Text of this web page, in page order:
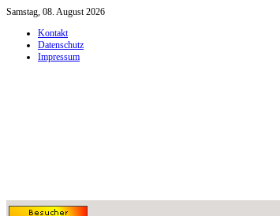
Samstag, 08. August 2026
Kontakt
Datenschutz
Impressum